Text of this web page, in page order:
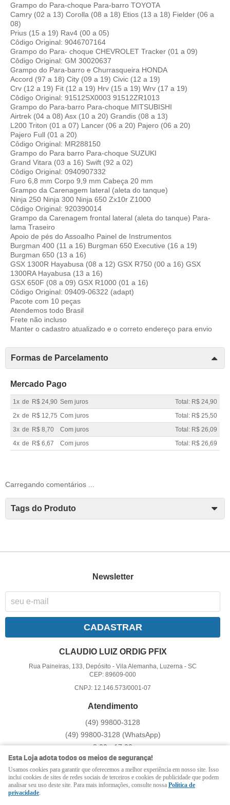
Grampo do Para-choque Para-barro TOYOTA
Camry (02 a 13) Corolla (08 a 18) Etios (13 a 18) Fielder (06 a
08)
Prius (15 a 19) Rav4 (00 a 05)
Côdigo Original: 9046707164
Grampo do Para- choque CHEVROLET Tracker (01 a 09)
Côdigo Original: GM 30020637
Grampo do Para-barro e Churrasqueira HONDA
Accord (97 a 18) City (09 a 19) Civic (12 a 19)
Crv (12 a 19) Fit (12 a 19) Hrv (15 a 19) Wrv (17 a 19)
Côdigo Original: 91512SX0003 91512ZR1013
Grampo do Para-barro Para-choque MITSUBISHI
Airtrek (04 a 08) Asx (10 a 20) Grandis (08 a 13)
L200 Triton (01 a 07) Lancer (06 a 20) Pajero (06 a 20)
Pajero Full (01 a 20)
Côdigo Original: MR288150
Grampo do Para barro Para-choque SUZUKI
Grand Vitara (03 a 16) Swift (92 a 02)
Côdigo Original: 0940907332
Furo 6,8 mm Corpo 9,9 mm Cabeça 20 mm
Grampo da Carenagem lateral (aleta do tanque)
Ninja 250 Ninja 300 Ninja 650 Zx10r Z1000
Côdigo Original: 920390014
Grampo da Carenagem frontal lateral (aleta do tanque) Para-
lama Traseiro
Apoio de pés do Assoalho Painel de Instrumentos
Burgman 400 (11 a 16) Burgman 650 Executive (16 a 19)
Burgman 650 (13 a 16)
GSX 1300R Hayabusa (08 a 12) GSX R750 (00 a 16) GSX
1300RA Hayabusa (13 a 16)
GSX 650F (08 a 09) GSX R1000 (01 a 16)
Côdigo Original: 09409-06322 (adapt)
Pacote com 10 peças
Atendemos todo Brasil
Frete não incluso
Manter o cadastro atualizado e o correto endereço para envio
Formas de Parcelamento
Mercado Pago
1x de R$ 24,90 Sem juros
Total: R$ 24,90
2x de R$ 12,75 Com juros
Total: R$ 25,50
3x de R$ 8,70 Com juros
Total: R$ 26,09
4x de R$ 6,67 Com juros Total: R$ 26,69
Carregando comentários ...
Tags do Produto
Newsletter
CADASTRAR
CLAUDIO LUIZ ORDIG PFIX
Rua Paineiras, 133, Depósito -Vila Alemanha, Luzerna -SC
CEP: 89609-000
CNPJ: 12.146.573/0001-07
Atendimento
(49) 99800-3128
(49) 99800-3128 (WhatsApp)
8:00 - 17:00
pfix@pfix.com.br
LOJA VIRTUAL CRIADA POR
Esta Loja adota todos os meios de segurança!
Usamos cookies para garantir que oferecemos a melhor experiência em nosso site. Isso
inclui cookies de sites de redes sociais de terceiros e cookies de publicidade que podem
analisar seu uso deste site. Para mais informações, consulte nossa Política de
privacidade.